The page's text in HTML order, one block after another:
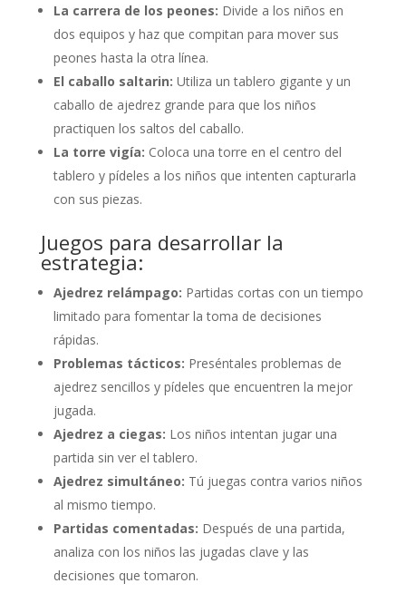
La carrera de los peones: Divide a los niños en
dos equipos y haz que compitan para mover sus
peones hasta la otra línea.
El caballo saltarin: Utiliza un tablero gigante y un
caballo de ajedrez grande para que los niños
practiquen los saltos del caballo.
La torre vigía: Coloca una torre en el centro del
tablero y pídeles a los niños que intenten capturarla
con sus piezas.
Juegos para desarrollar la
estrategia:
Ajedrez relámpago: Partidas cortas con un tiempo
limitado para fomentar la toma de decisiones
rápidas.
Problemas tácticos: Preséntales problemas de
ajedrez sencillos y pídeles que encuentren la mejor
jugada.
Ajedrez a ciegas: Los niños intentan jugar una
partida sin ver el tablero.
Ajedrez simultáneo: Tú juegas contra varios niños
al mismo tiempo.
Partidas comentadas: Después de una partida,
analiza con los niños las jugadas clave y las
decisiones que tomaron.